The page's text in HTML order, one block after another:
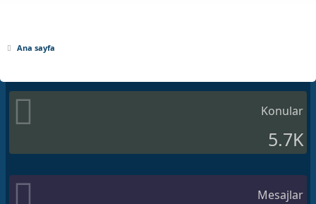
Ana sayfa
Konular
5.7K
Mesajlar